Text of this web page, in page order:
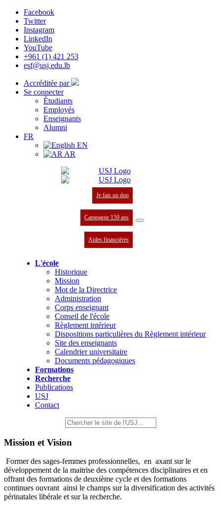
Facebook
Twitter
Instagram
LinkedIn
YouTube
+961 (1) 421 253
esf@usj.edu.lb
Accréditée par
Se connecter
Étudiants
Employés
Enseignants
Alumni
FR
EN
AR
Je fais un don
Campagne 150 ans
Aides financières
L'école
Historique
Mission
Mot de la Directrice
Administration
Corps enseignant
Conseil de l'école
Règlement intérieur
Dispositions particulières du Règlement intérieur
Site des enseignants
Calendrier universitaire
Documents pédagogiques
Formations
Recherche
Publications
USJ
Contact
Mission et Vision
Former des sages-femmes professionnelles, en axant sur le
développement de la maitrise des compétences disciplinaires et en
offrant des formations de deuxième cycle et des formations
continues ouvrant ainsi le champs sur la diversification des activités
périnatales libérale et sur la recherche.